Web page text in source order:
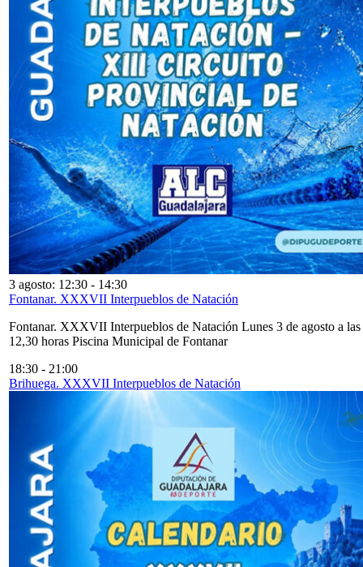
3 agosto: 12:30 - 14:30
Fontanar. XXXVII Interpueblos de Natación
Fontanar. XXXVII Interpueblos de Natación Lunes 3 de agosto a las
12,30 horas Piscina Municipal de Fontanar
18:30 - 21:00
Brihuega. XXXVII Interpueblos de Natación